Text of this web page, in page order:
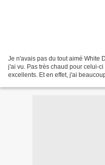
Je n'avais pas du tout aimé White
j'ai vu. Pas très chaud pour celui-
excellents. Et en effet, j'ai